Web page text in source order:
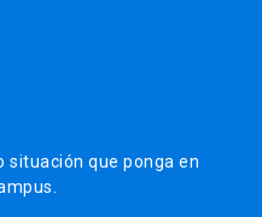
situación que ponga en